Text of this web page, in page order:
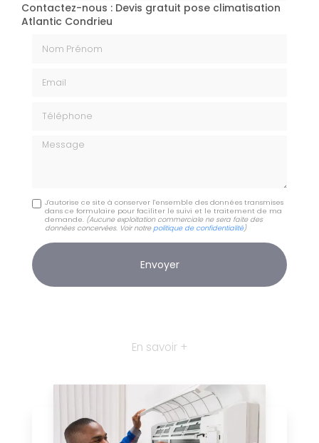
Contactez-nous : Devis gratuit pose climatisation
Atlantic Condrieu
Message
J'autorise ce site à conserver l'ensemble des données transmises
dans ce formulaire pour faciliter le suivi et le traitement de ma
demande. (Aucune exploitation commerciale ne sera faite des
données concervées. Voir notrepolitique de confidentialité)
En savoir +